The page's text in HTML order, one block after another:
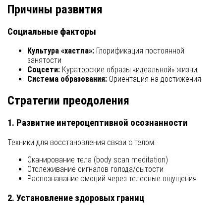
Причины развития
Социальные факторы
Культура «хастла»: Глорификация постоянной
занятости
Соцсети: Кураторские образы «идеальной» жизни
Система образования: Ориентация на достижения
Стратегии преодоления
1. Развитие интероцептивной осознанности
Техники для восстановления связи с телом:
Сканирование тела (body scan meditation)
Отслеживание сигналов голода/сытости
Распознавание эмоций через телесные ощущения
2. Установление здоровых границ